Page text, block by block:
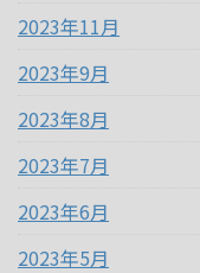
2023年11月
2023年9月
2023年8月
2023年7月
2023年6月
2023年5月